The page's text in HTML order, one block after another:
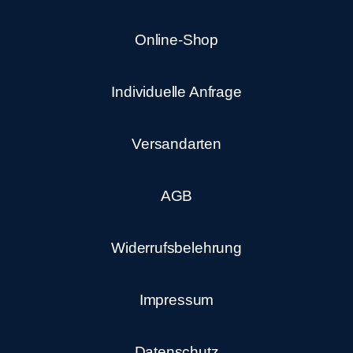
Online-Shop
Individuelle Anfrage
Versandarten
AGB
Widerrufsbelehrung
Impressum